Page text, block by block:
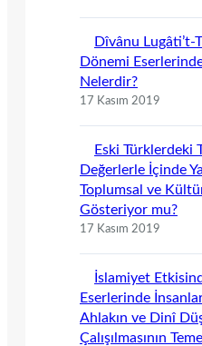
Dîvânu Lugâti’t-
Dönemi
Nelerdir?
17 Kasım 2019
Eski Türklerdeki
Değerlerle İçinde
Toplumsal ve
Gösteriyor mu?
17 Kasım 2019
İslamiyet
Eserlerinde
Ahlakın ve Dinî
Çalışılmasının